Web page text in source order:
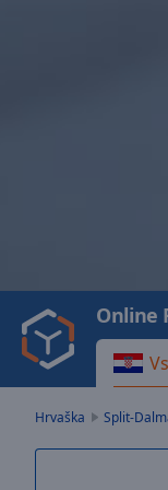
Video
Play
Backward
Skip
Current
Online
Hrvaška Split-